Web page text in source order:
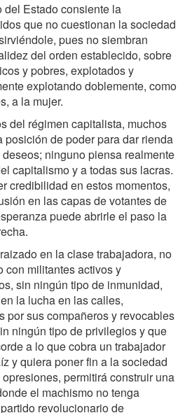
del Estado consiente la
que no cuestionan la sociedad
pues no siembran
del orden establecido, sobre
y pobres, explotados y
explotando doblemente, como
a la mujer.
del régimen capitalista, muchos
de poder para dar rienda
ninguno piensa realmente
capitalismo y a todas sus lacras.
credibilidad en estos momentos,
en las capas de votantes de
puede abrirle el paso la
en la clase trabajadora, no
con militantes activos y
sin ningún tipo de inmunidad,
la lucha en las calles,
por sus compañeros y revocables
ningún tipo de privilegios y que
a lo que cobra un trabajador
y quiera poner fin a la sociedad
permitirá construir una
el machismo no tenga
revolucionario de